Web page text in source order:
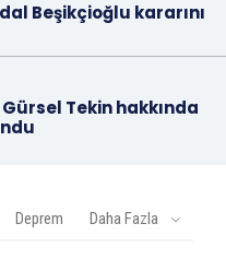
Beşikçioğlu kararını
Tekin hakkında
Deprem Daha Fazla